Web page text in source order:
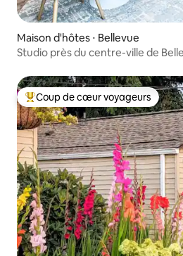
Maison d'hôtes ⋅ Bellevue
Studio près du centre-ville de
Coups de cœur voyageurs les
Coup de cœur voyageurs